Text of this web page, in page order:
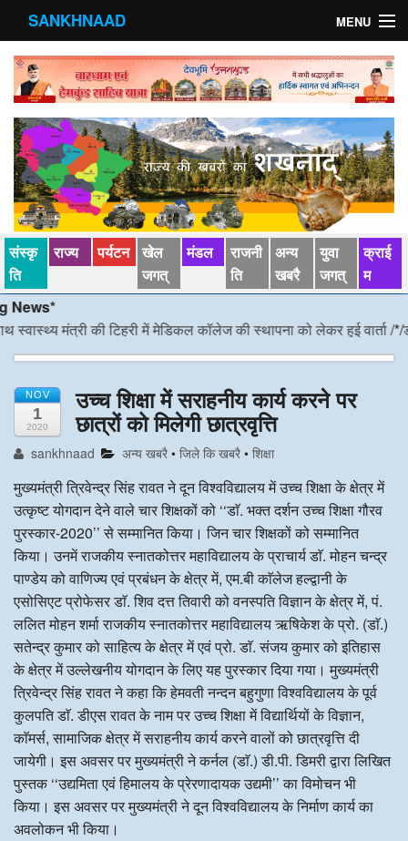
SANKHNAAD MENU
मुख्य पृष्ठ
राज्य
मंडल
संस्कृति
खेल जगत्
पर्यटन
पड़ोसी राज्य
स्वास्‍थ्य
देश विदेश
अन्य खबरै
संस्कृ
ति
राज्य पर्यटन खेल
जगत्
मंडल
राजनी
ति
अन्य
खबरै
युवा
जगत्
क्राई
म
मंत्री की टिहरी में मेडिकल कॉलेज की स्थापना को लेकर हुई वार्ता/*/डीएम
NOV
1
2020
उच्च शिक्षा में सराहनीय कार्य करने पर
छात्रों को मिलेगी छात्रवृत्ति
sankhnaad अन्य खबरै •जिले कि खबरै •शिक्षा
मुख्यमंत्री त्रिवेन्द्र सिंह रावत ने दून विश्वविद्यालय में उच्च शिक्षा के क्षेत्र में
उत्कृष्ट योगदान देने वाले चार शिक्षकों को ‘‘डाॅ. भक्त दर्शन उच्च शिक्षा गौरव
पुरस्कार-2020’’ से सम्मानित किया। जिन चार शिक्षकों को सम्मानित
किया। उनमें राजकीय स्नातकोत्तर महाविद्यालय के प्राचार्य डाॅ. मोहन चन्द्र
पाण्डेय को वाणिज्य एवं प्रबंधन के क्षेत्र में, एम.बी काॅलेज हल्द्वानी के
एसोसिएट प्रोफेसर डाॅ. शिव दत्त तिवारी को वनस्पति विज्ञान के क्षेत्र में, पं.
ललित मोहन शर्मा राजकीय स्नातकोत्तर महाविद्यालय ऋषिकेश के प्रो. (डाॅ.)
सतेन्द्र कुमार को साहित्य के क्षेत्र में एवं प्रो. डाॅ. संजय कुमार को इतिहास
के क्षेत्र में उल्लेखनीय योगदान के लिए यह पुरस्कार दिया गया। मुख्यमंत्री
त्रिवेन्द्र सिंह रावत ने कहा कि हेमवती नन्दन बहुगुणा विश्वविद्यालय के पूर्व
कुलपति डाॅ. डीएस रावत के नाम पर उच्च शिक्षा में विद्यार्थियों के विज्ञान,
काॅमर्स, सामाजिक क्षेत्र में सराहनीय कार्य करने वालों को छात्रवृत्ति दी
जायेगी। इस अवसर पर मुख्यमंत्री ने कर्नल (डाॅ.) डी.पी. डिमरी द्वारा लिखित
पुस्तक ‘‘उद्यमिता एवं हिमालय के प्रेरणादायक उद्यमी’’ का विमोचन भी
किया। इस अवसर पर मुख्यमंत्री ने दून विश्वविद्यालय के निर्माण कार्य का
अवलोकन भी किया।